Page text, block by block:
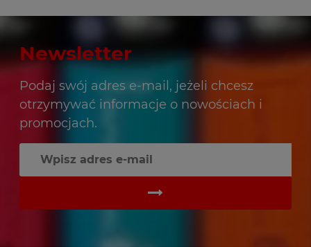
Newsletter
Podaj swój adres e-mail, jeżeli chcesz
otrzymywać informacje o nowościach i
promocjach.